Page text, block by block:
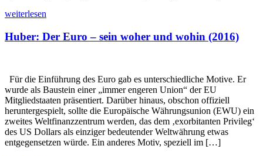
weiterlesen
Huber: Der Euro – sein woher und wohin (2016)
Für die Einführung des Euro gab es unterschiedliche Motive. Er
wurde als Baustein einer „immer engeren Union“ der EU
Mitgliedstaaten präsentiert. Darüber hinaus, obschon offiziell
heruntergespielt, sollte die Europäische Währungsunion (EWU) ein
zweites Weltfinanzzentrum werden, das dem ‚exorbitanten Privileg‘
des US Dollars als einziger bedeutender Weltwährung etwas
entgegensetzen würde. Ein anderes Motiv, speziell im […]